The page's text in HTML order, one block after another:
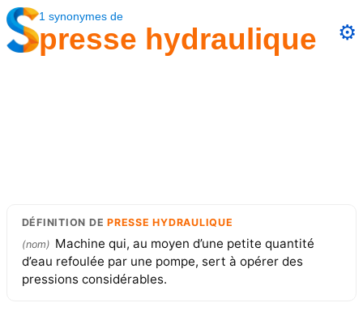
1 synonymes de
presse hydraulique ⚙️
DÉFINITION DEPRESSE HYDRAULIQUE
(nom) Machine qui, au moyen d’une petite quantité
d’eau refoulée par une pompe, sert à opérer des
pressions considérables.